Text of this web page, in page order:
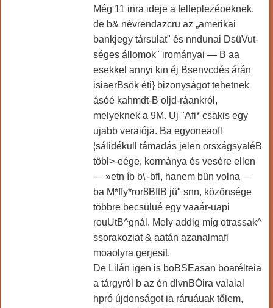
Még 11 inra ideje a felleplezéoeknek,
de b& névrendazcru az „amerikai
bankjegy társulat" és nndunai DsüVut-
séges állomok" irományai — B aa
esekkel annyi kin éj Bsenvcdés árán
isiaerBsök éti} bizonyságot tehetnek
ásóé kahmdt-B oljd-ráankról,
melyeknek a 9M. Uj "Afi* csakis egy
ujabb veraiója. Ba egyoneaofl
¦sálidékull támadás jelen orsxágsyaléB
töbl>-eége, kormánya és vesére ellen
— »etn íb b\'-bfl, hanem bün volna —
ba M*ffy*ror8BftB jü" snn, közönsége
többre becsülué egy vaaár-uapi
rouUtB^gnál. Mely addig míg otrassak^
ssorakoziat & aatán azanalmafl
moaolyra gerjesit.
De Lilán igen is boBSEasan boarélteia
a tárgyról b az én dlvnBÓira valaial
hpró újdonságot ia ráruáuak tőlem,